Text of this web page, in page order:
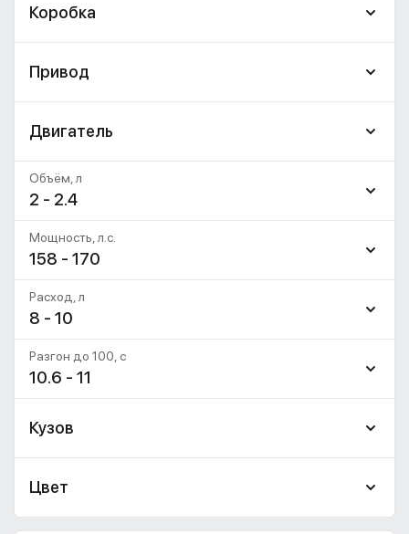
Коробка
Привод
Двигатель
2 - 2.4
Объём, л
158 - 170
Мощность, л.с.
8 - 10
Расход, л
10.6 - 11
Разгон до 100, c
Кузов
Цвет